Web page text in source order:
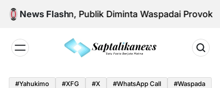
Skip
News Flash
Aman, Publik Diminta Waspadai Provokasi
#yahukimo #XFG #x #WhatsApp Call
#waspada